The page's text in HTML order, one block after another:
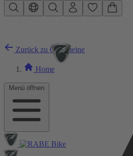
Zum Hauptinhalt springen
Menü öffnen
Zurück zu Gutscheine
Home